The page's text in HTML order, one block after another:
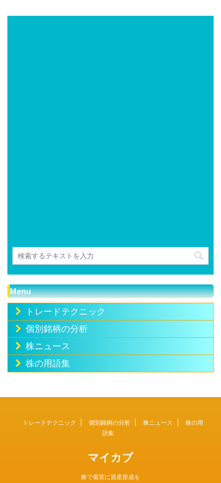
Menu
トレードテクニック
個別銘柄の分析
株ニュース
株の用語集
トレードテクニック 個別銘柄の分析 株ニュース
株の用
語集
マイカブ
株で着実に資産形成を